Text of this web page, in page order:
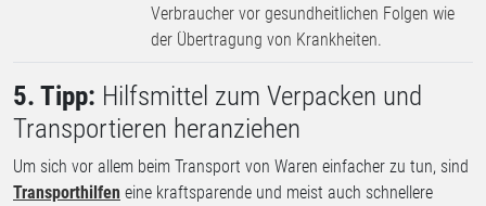
Verbraucher vor gesundheitlichen Folgen wie
der Übertragung von Krankheiten.
5. Tipp: Hilfsmittel zum Verpacken und
Transportieren heranziehen
Um sich vor allem beim Transport von Waren einfacher zu tun, sind
Transporthilfen eine kraftsparende und meist auch schnellere